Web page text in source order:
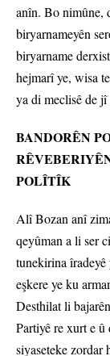
anîn. Bo nimûne,
biryarnameyên
biryarname
hejmarî ye, wisa
ya di meclisê de jî
BANDORÊN
POLÎTÎK
Alî Bozan anî
qeyûman a li ser
tunekirina
eşkere ye ku
Desthilat li
Partiyê re xurt e
siyaseteke